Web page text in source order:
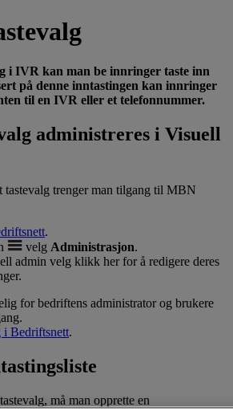
i IVR kan man be innringer taste inn
på denne inntastingen kan innringer
til en IVR eller et telefonnummer.
administreres i Visuell
tastevalg trenger man tilgang til MBN
.
velg Administrasjon.
admin velg klikk her for å redigere deres
for bedriftens administrator og brukere
i Bedriftsnett.
må man opprette en